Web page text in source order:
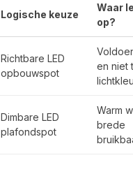
Logische keuze
Waar
op?
Richtbare LED
opbouwspot
en niet
Dimbare LED
plafondspot
Warm
brede